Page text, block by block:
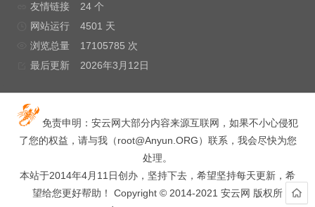
友情链接
24 个
网站运行
4501 天
浏览总量
17105785 次
最后更新
2026年3月12日
免责申明：安云网大部分内容来源互联网，如果不小心侵犯
了您的权益，请与我（root@Anyun.ORG）联系，我会尽快为您
处理。
本站于2014年4月11日创办，坚持下去，希望坚持每天更新，希
望给您更好帮助！ Copyright © 2014-2021 安云网 版权所